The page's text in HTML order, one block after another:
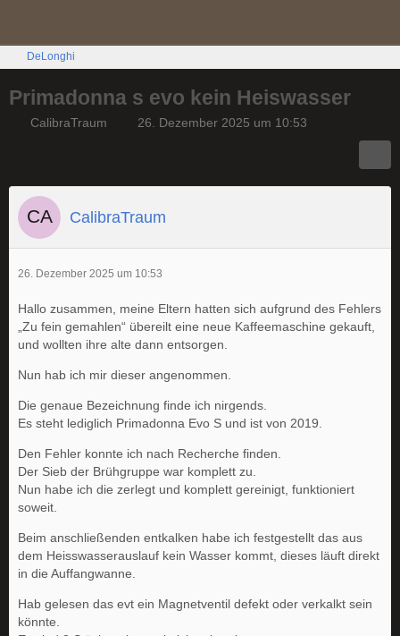
DeLonghi
Primadonna s evo kein Heiswasser
CalibraTraum 26. Dezember 2025 um 10:53
CalibraTraum
26. Dezember 2025 um 10:53
Hallo zusammen, meine Eltern hatten sich aufgrund des Fehlers
„Zu fein gemahlen“ übereilt eine neue Kaffeemaschine gekauft,
und wollten ihre alte dann entsorgen.
Nun hab ich mir dieser angenommen.
Die genaue Bezeichnung finde ich nirgends.
Es steht lediglich Primadonna Evo S und ist von 2019.
Den Fehler konnte ich nach Recherche finden.
Der Sieb der Brühgruppe war komplett zu.
Nun habe ich die zerlegt und komplett gereinigt, funktioniert
soweit.
Beim anschließenden entkalken habe ich festgestellt das aus
dem Heisswasserauslauf kein Wasser kommt, dieses läuft direkt
in die Auffangwanne.
Hab gelesen das evt ein Magnetventil defekt oder verkalkt sein
könnte.